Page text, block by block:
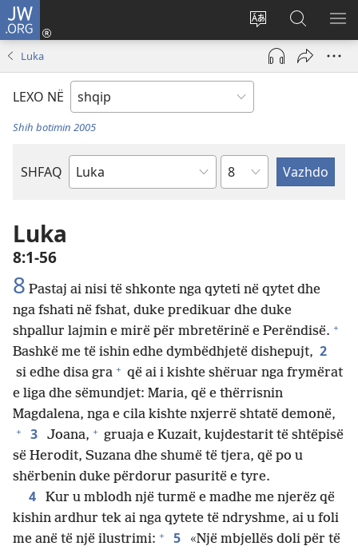
JW.ORG
Ndrysho
gjuhën
Hyr
me
identifikim
dritare
Kërko
në
JW.ORG
Luka
LEXO NË
Shih botimin 2005
SHFAQ
Librit
Kapitullit
Luka
8:1-56
8 Pastaj ai nisi të shkonte nga qyteti në qytet dhe
nga fshati në fshat, duke predikuar dhe duke
shpallur lajmin e mirë për mbretërinë e Perëndisë. +
Bashkë me të ishin edhe dymbëdhjetë dishepujt, 2
si edhe disa gra + që ai i kishte shëruar nga frymërat
e liga dhe sëmundjet: Maria, që e thërrisnin
Magdalena, nga e cila kishte nxjerrë shtatë demonë,
+ 3 Joana, + gruaja e Kuzait, kujdestarit të shtëpisë
së Herodit, Suzana dhe shumë të tjera, që po u
shërbenin duke përdorur pasuritë e tyre.
4
Kur u mblodh një turmë e madhe me njerëz që
kishin ardhur tek ai nga qytete të ndryshme, ai u foli
me anë të një ilustrimi: + 5
«Një mbjellës doli për të